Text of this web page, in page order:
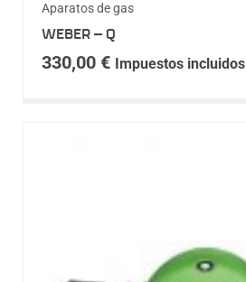
Aparatos de gas
WEBER – Q
330,00 € Impuestos incluidos